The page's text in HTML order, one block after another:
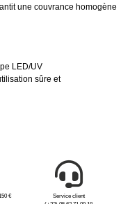
une couvrance homogène
LED/UV
sûre et
€
Service client